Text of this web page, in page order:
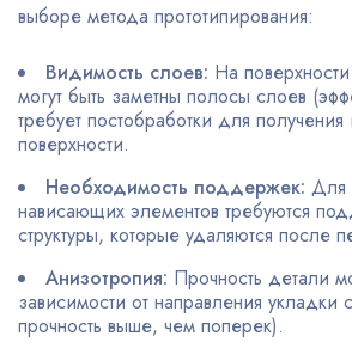
выборе метода прототипирования:
Видимость слоев: На
могут быть заметны полосы слоев
требует постобработки для получения
поверхности.
Необходимость поддержек: Для
нависающих элементов требуются
структуры, которые удаляются после
Анизотропия: Прочность детали
зависимости от направления укладки
прочность выше, чем поперек).